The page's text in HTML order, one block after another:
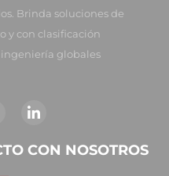
Brinda soluciones de
y con clasificación
globales
CON NOSOTROS